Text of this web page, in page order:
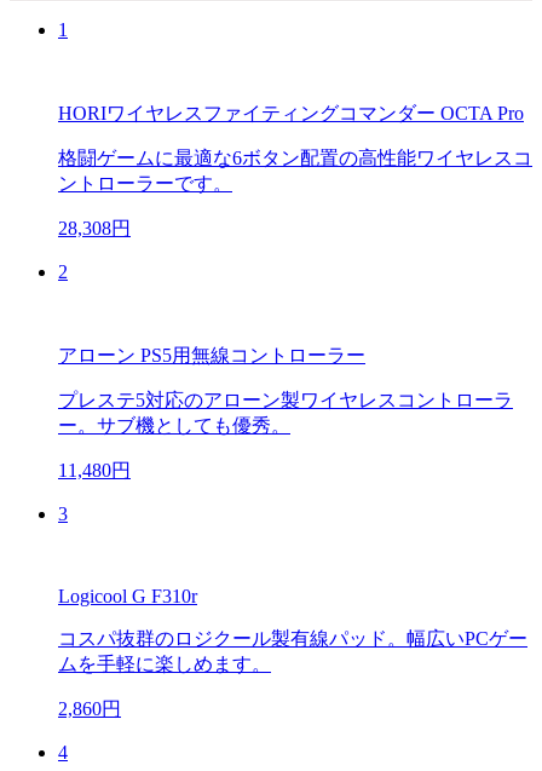
1
HORIワイヤレスファイティングコマンダー OCTA Pro
格闘ゲームに最適な6ボタン配置の高性能ワイヤレスコ
ントローラーです。
28,308円
2
アローン PS5用無線コントローラー
プレステ5対応のアローン製ワイヤレスコントローラ
ー。サブ機としても優秀。
11,480円
3
Logicool G F310r
コスパ抜群のロジクール製有線パッド。幅広いPCゲー
ムを手軽に楽しめます。
2,860円
4